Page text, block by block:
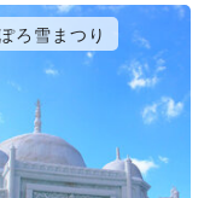
ろ雪まつり